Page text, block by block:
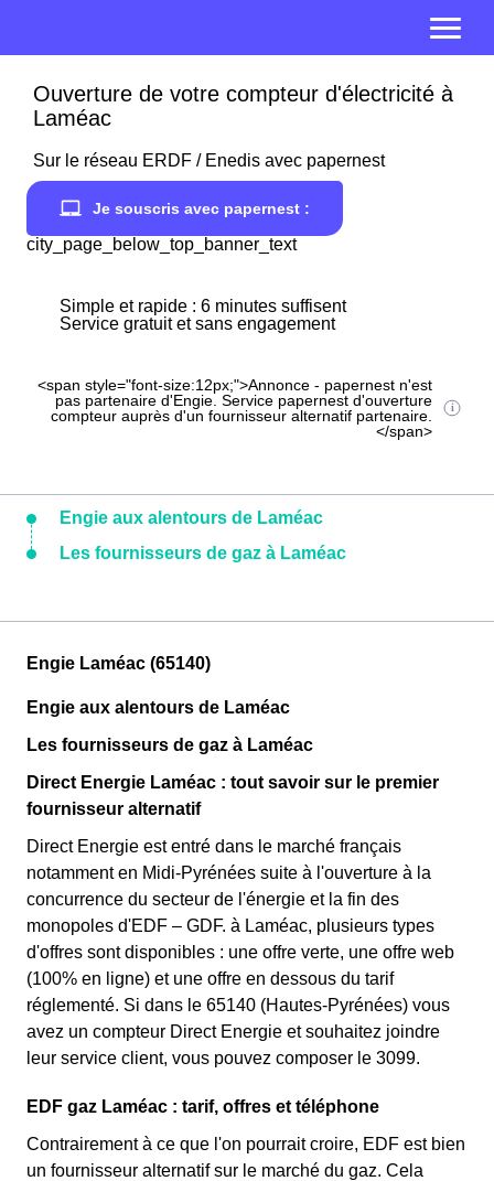
Ouverture de votre compteur d'électricité à
Laméac
Sur le réseau ERDF / Enedis avec papernest
Je souscris avec papernest :
city_page_below_top_banner_text
Simple et rapide : 6 minutes suffisent
Service gratuit et sans engagement
<span style="font-size:12px;">Annonce - papernest n'est
pas partenaire d'Engie. Service papernest d'ouverture
compteur auprès d'un fournisseur alternatif partenaire.
</span>
Engie aux alentours de Laméac
Les fournisseurs de gaz à Laméac
Engie Laméac (65140)
Engie aux alentours de Laméac
Les fournisseurs de gaz à Laméac
Direct Energie Laméac : tout savoir sur le premier
fournisseur alternatif
Direct Energie est entré dans le marché français
notamment en Midi-Pyrénées suite à l'ouverture à la
concurrence du secteur de l'énergie et la fin des
monopoles d'EDF – GDF. à Laméac, plusieurs types
d'offres sont disponibles : une offre verte, une offre web
(100% en ligne) et une offre en dessous du tarif
réglementé. Si dans le 65140 (Hautes-Pyrénées) vous
avez un compteur Direct Energie et souhaitez joindre
leur service client, vous pouvez composer le 3099.
EDF gaz Laméac : tarif, offres et téléphone
Contrairement à ce que l'on pourrait croire, EDF est bien
un fournisseur alternatif sur le marché du gaz. Cela